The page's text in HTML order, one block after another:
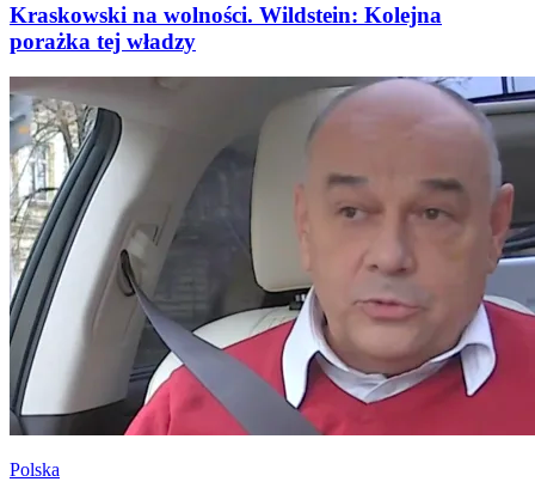
Kraskowski na wolności. Wildstein: Kolejna
porażka tej władzy
Polska